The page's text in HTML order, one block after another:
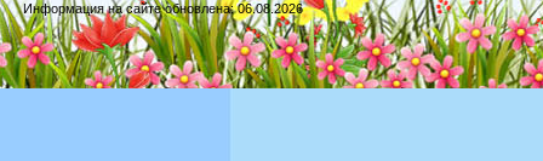
Информация на сайте обновлена: 06.08.2026